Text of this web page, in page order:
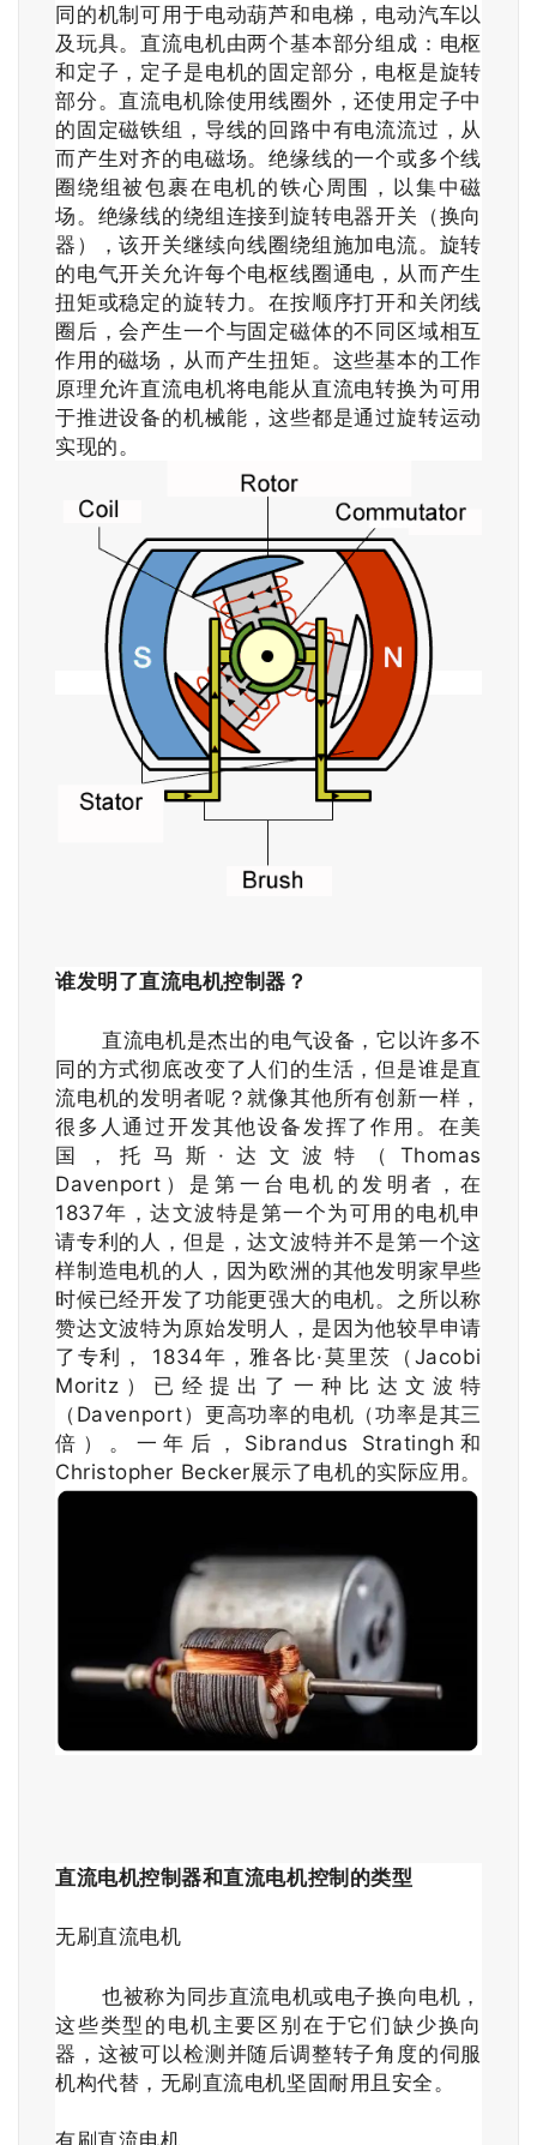
同的机制可用于电动葫芦和电梯，电动汽车以
及玩具。直流电机由两个基本部分组成：电枢
和定子，定子是电机的固定部分，电枢是旋转
部分。直流电机除使用线圈外，还使用定子中
的固定磁铁组，导线的回路中有电流流过，从
而产生对齐的电磁场。绝缘线的一个或多个线
圈绕组被包裹在电机的铁心周围，以集中磁
场。绝缘线的绕组连接到旋转电器开关（换向
器），该开关继续向线圈绕组施加电流。旋转
的电气开关允许每个电枢线圈通电，从而产生
扭矩或稳定的旋转力。在按顺序打开和关闭线
圈后，会产生一个与固定磁体的不同区域相互
作用的磁场，从而产生扭矩。这些基本的工作
原理允许直流电机将电能从直流电转换为可用
于推进设备的机械能，这些都是通过旋转运动
实现的。
谁发明了直流电机控制器？
直流电机是杰出的电气设备，它以许多不
同的方式彻底改变了人们的生活，但是谁是直
流电机的发明者呢？就像其他所有创新一样，
很多人通过开发其他设备发挥了作用。在美
国，托马斯·达文波特（Thomas
Davenport）是第一台电机的发明者，在
1837年，达文波特是第一个为可用的电机申
请专利的人，但是，达文波特并不是第一个这
样制造电机的人，因为欧洲的其他发明家早些
时候已经开发了功能更强大的电机。之所以称
赞达文波特为原始发明人，是因为他较早申请
了专利， 1834年，雅各比·莫里茨（Jacobi
Moritz）已经提出了一种比达文波特
（Davenport）更高功率的电机（功率是其三
倍）。一年后，Sibrandus Stratingh和
Christopher Becker展示了电机的实际应用。
直流电机控制器和直流电机控制的类型
无刷直流电机
也被称为同步直流电机或电子换向电机，
这些类型的电机主要区别在于它们缺少换向
器，这被可以检测并随后调整转子角度的伺服
机构代替，无刷直流电机坚固耐用且安全。
有刷直流电机